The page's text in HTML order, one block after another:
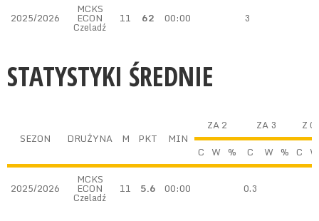
2025/2026
MCKS
ECON
Czeladź
11 62 00:00 3
STATYSTYKI ŚREDNIE
SEZON DRUŻYNA M PKT MIN
ZA 2 ZA 3
Z
C W % C W % C W
2025/2026
MCKS
ECON
Czeladź
11 5.6 00:00 0.3